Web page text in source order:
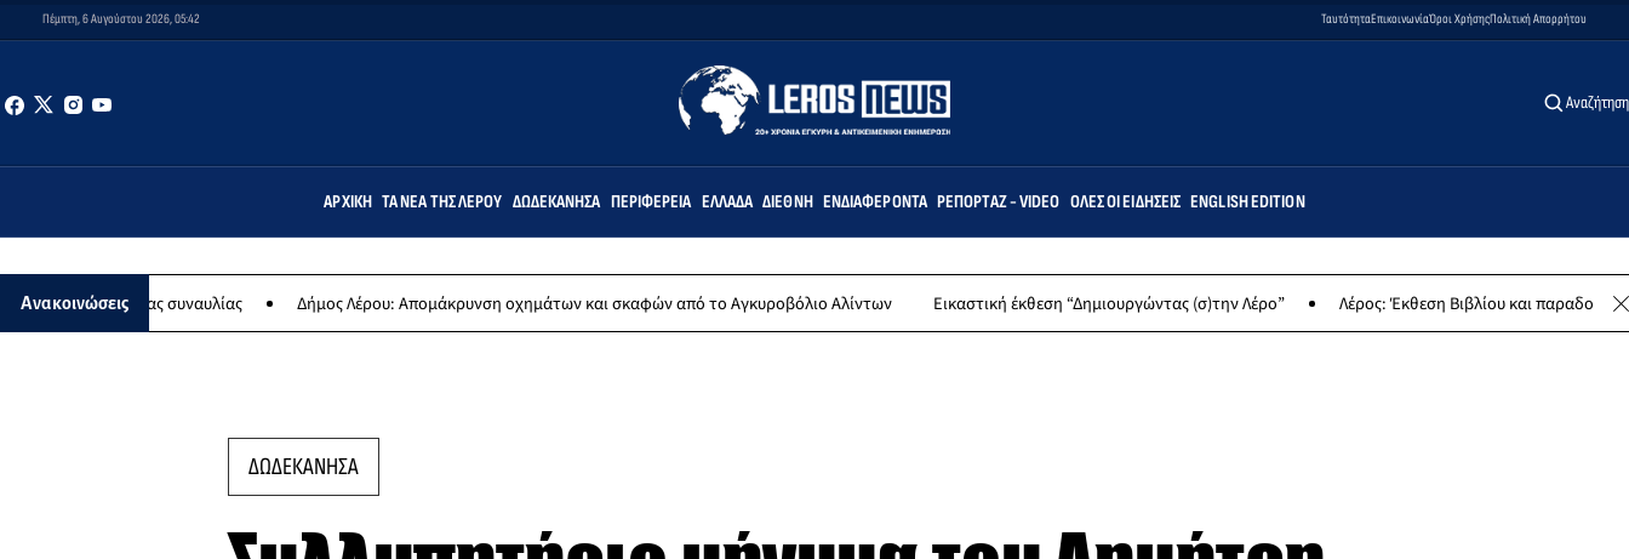
Πέμπτη, 6 Αυγούστου 2026, 05:42 ΤαυτότηταΕπικοινωνίαΌροι ΧρήσηςΠολιτική Απορρήτου
Αναζήτηση
ΑΡΧΙΚΉ ΤΑ ΝΈΑ ΤΗΣ ΛΈΡΟΥ ΔΩΔΕΚΆΝΗΣΑ ΠΕΡΙΦΈΡΕΙΑ ΕΛΛΆΔΑ ΔΙΕΘΝΉ ΕΝΔΙΑΦΈΡΟΝΤΑ ΡΕΠΟΡΤΆΖ - VIDEO ΌΛΕΣ ΟΙ ΕΙΔΉΣΕΙΣ ENGLISH EDITION
Ανακοινώσεις
ετήσιας συναυλίας Δήμος Λέρου: Απομάκρυνση οχημάτων και σκαφών από το Αγκυροβόλιο Αλίντων Εικαστική έκθεση “Δημιουργώντας (σ)την Λέρο” Λέρος: Έκθεση Βιβλίου και παραδοσιακών
ΔΩΔΕΚΑΝΗΣΑ